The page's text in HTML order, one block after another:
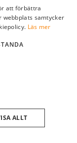
att förbättra
webbplats samtycker
Läs mer
ALLT